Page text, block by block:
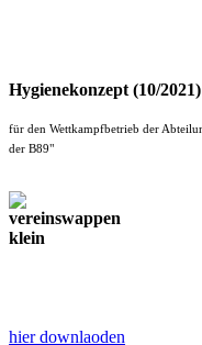
Hygienekonzept (10/2021)
für den Wettkampfbetrieb der
der B89"
hier downlaoden